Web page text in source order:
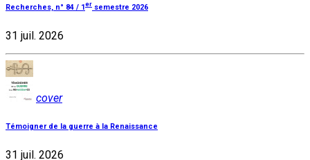
Recherches, n° 84 / 1er semestre 2026
31 juil. 2026
cover
Témoigner de la guerre à la Renaissance
31 juil. 2026